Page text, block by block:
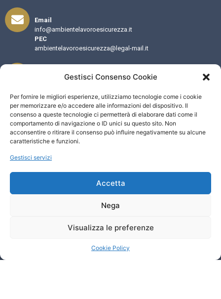
Gestisci Consenso Cookie
Per fornire le migliori esperienze, utilizziamo tecnologie come i cookie
per memorizzare e/o accedere alle informazioni del dispositivo. Il
consenso a queste tecnologie ci permetterà di elaborare dati come il
comportamento di navigazione o ID unici su questo sito. Non
acconsentire o ritirare il consenso può influire negativamente su alcune
caratteristiche e funzioni.
Gestisci servizi
Accetta
Nega
Visualizza le preferenze
Cookie Policy
Email
info@ambientelavoroesicurezza.it
PEC
ambientelavoroesicurezza@legal-mail.it
09:00 - 13:00
14:00 - 18:30
sicurezza aziendale